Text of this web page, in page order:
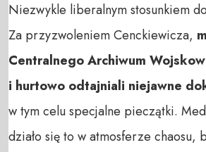
Niezwykle liberalnym stosunkiem
Za przyzwoleniem Cenckiewicza,
Centralnego Archiwum
i hurtowo odtajniali niejawne
w tym celu specjalne pieczątki.
działo się to w atmosferze chaosu,